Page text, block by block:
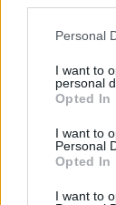
rechazar tal
a este sitio y
parte inferior
Please note
services and
not limited to
Personal
I want to
personal
Opted In
I want to
Personal
Opted In
I want to